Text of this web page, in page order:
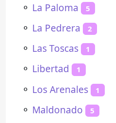
⚬ La Paloma 5
⚬ La Pedrera 2
⚬ Las Toscas 1
⚬ Libertad 1
⚬ Los Arenales 1
⚬ Maldonado 5